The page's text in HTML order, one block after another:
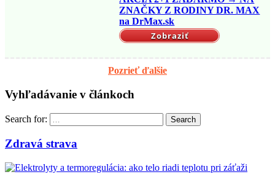
ZNAČKY Z RODINY DR. MAX
na DrMax.sk
Zobraziť
Pozrieť ďalšie
Vyhľadávanie v článkoch
Search for: Search
Zdravá strava